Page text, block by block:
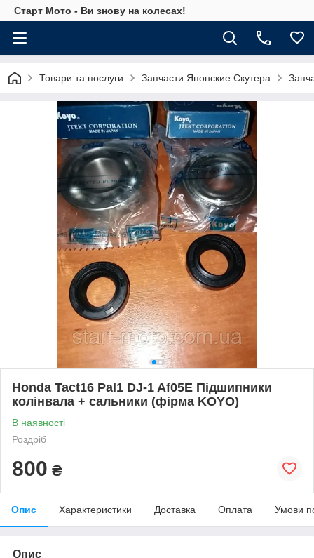
Старт Мото - Ви знову на колесах!
Товари та послуги Запчасти Японские Скутера
Honda Tact16 Pal1 DJ-1 Af05E Підшипники
колінвала + сальники (фірма KOYO)
В наявності
Роздріб
800 ₴
Опис Характеристики Доставка Оплата Умови
Опис